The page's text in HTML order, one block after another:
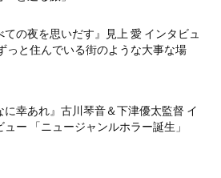
ての夜を思いだす』見上 愛 インタビュ
っと住んでいる街のような大事な場
に幸あれ』古川琴音＆下津優太監督 イ
ュー 「ニュージャンルホラー誕生」